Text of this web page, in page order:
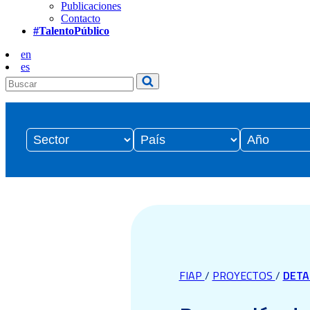
Publicaciones
Contacto
#TalentoPúblico
en
es
FIAP / PROYECTOS /